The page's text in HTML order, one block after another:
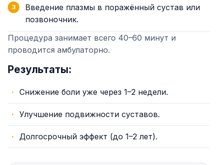
Введение плазмы в поражённый сустав или
позвоночник.
Процедура занимает всего 40–60 минут и
проводится амбулаторно.
Результаты:
Снижение боли уже через 1–2 недели.
Улучшение подвижности суставов.
Долгосрочный эффект (до 1–2 лет).